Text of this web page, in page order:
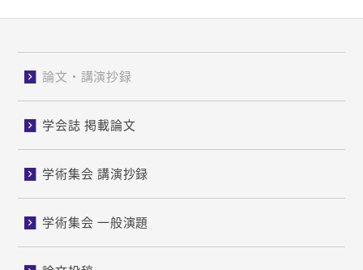
論文・講演抄録
学会誌 掲載論文
学術集会 講演抄録
学術集会 一般演題